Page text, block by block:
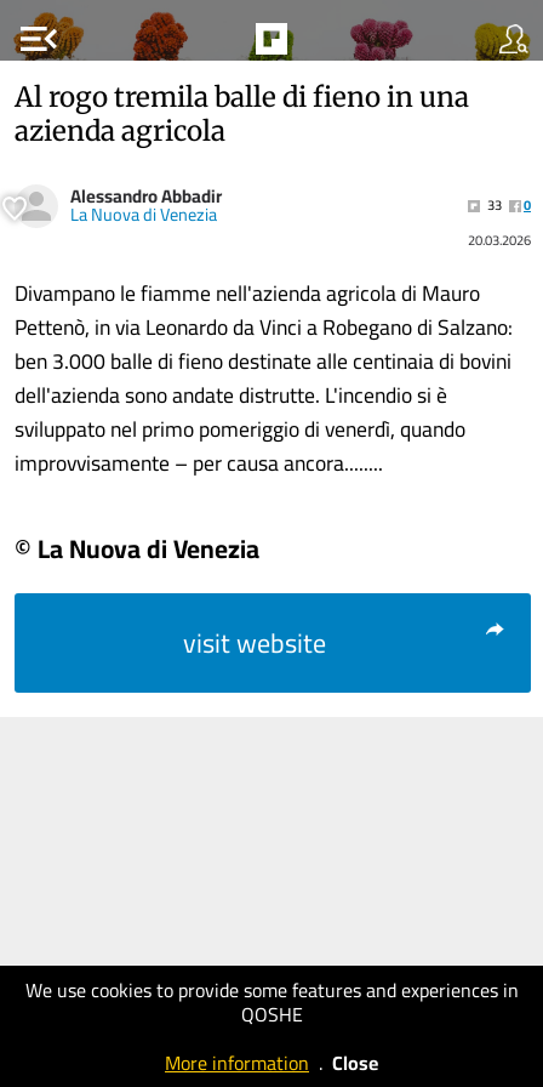
menu_open
We use cookies to provide some features and experiences in
QOSHE
More information . Close
Al rogo tremila balle di fieno in una
azienda agricola
Alessandro Abbadir
La Nuova di Venezia 33
0
20.03.2026
Divampano le fiamme nell'azienda agricola di Mauro
Pettenò, in via Leonardo da Vinci a Robegano di Salzano:
ben 3.000 balle di fieno destinate alle centinaia di bovini
dell'azienda sono andate distrutte. L'incendio si è
sviluppato nel primo pomeriggio di venerdì, quando
improvvisamente – per causa ancora........
© La Nuova di Venezia
visit website